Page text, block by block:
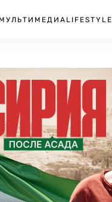
МУЛЬТИМЕДИА LIFESTYLE